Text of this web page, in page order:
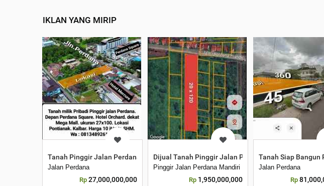
IKLAN YANG MIRIP
Tanah Pinggir Jalan Perdana. Depan Perdana Square. Hotel Orchard
Jalan Perdana
Rp 27,000,000,000
Dijual Tanah Pinggir Jalan Perdana Mandiri. Ukuran
Pinggir Jalan Perdana Mandiri
Rp 1,950,000,000
Tanah Siap Bangun
Jalan Perdana
Rp